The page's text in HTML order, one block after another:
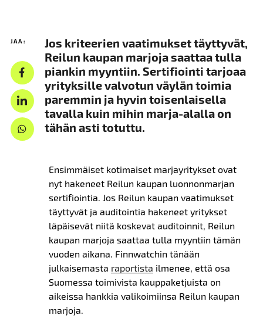
JAA:
Jos kriteerien vaatimukset täyttyvät,
Reilun kaupan marjoja saattaa tulla
piankin myyntiin. Sertifiointi tarjoaa
yrityksille valvotun väylän toimia
paremmin ja hyvin toisenlaisella
tavalla kuin mihin marja-alalla on
tähän asti totuttu.
Ensimmäiset kotimaiset marjayritykset ovat
nyt hakeneet Reilun kaupan luonnonmarjan
sertifiointia. Jos Reilun kaupan vaatimukset
täyttyvät ja auditointia hakeneet yritykset
läpäisevät niitä koskevat auditoinnit, Reilun
kaupan marjoja saattaa tulla myyntiin tämän
vuoden aikana. Finnwatchin tänään
julkaisemasta raportista ilmenee, että osa
Suomessa toimivista kauppaketjuista on
aikeissa hankkia valikoimiinsa Reilun kaupan
marjoja.